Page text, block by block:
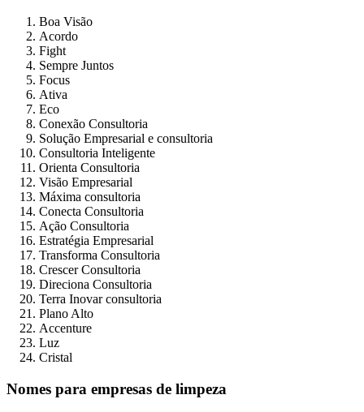
Boa Visão
Acordo
Fight
Sempre Juntos
Focus
Ativa
Eco
Conexão Consultoria
Solução Empresarial e consultoria
Consultoria Inteligente
Orienta Consultoria
Visão Empresarial
Máxima consultoria
Conecta Consultoria
Ação Consultoria
Estratégia Empresarial
Transforma Consultoria
Crescer Consultoria
Direciona Consultoria
Terra Inovar consultoria
Plano Alto
Accenture
Luz
Cristal
Nomes para empresas de limpeza